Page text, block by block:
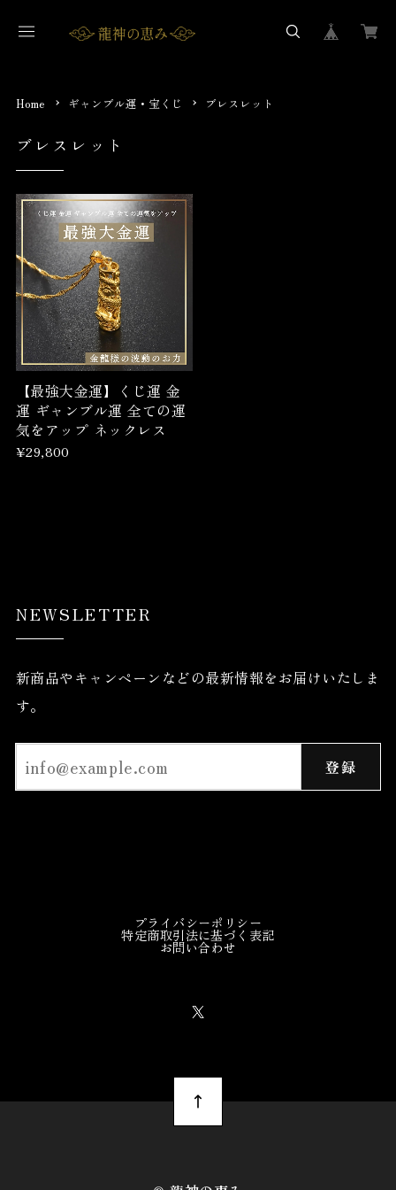
Home ギャンブル運・宝くじ ブレスレット
ブレスレット
【最強大金運】くじ運 金
運 ギャンブル運 全ての運
気をアップ ネックレス
¥29,800
NEWSLETTER
新商品やキャンペーンなどの最新情報をお届けいたしま
す。
登録
プライバシーポリシー
特定商取引法に基づく表記
お問い合わせ